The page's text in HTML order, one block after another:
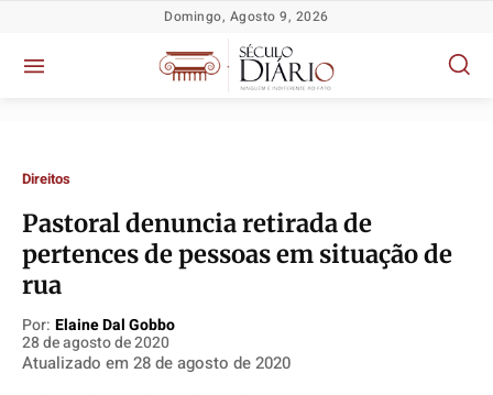
TV Século
TV Século
TV Século
TV Século
Domingo, Agosto 9, 2026
Direitos
Pastoral denuncia retirada de
pertences de pessoas em situação de
rua
Por: Elaine Dal Gobbo
28 de agosto de 2020
Atualizado em 28 de agosto de 2020